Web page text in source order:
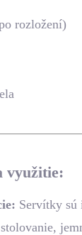
rozložení)
využitie:
Servítky sú